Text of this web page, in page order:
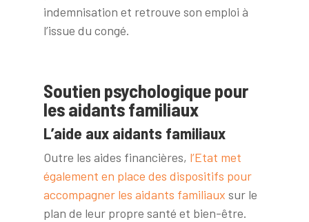
indemnisation et retrouve son emploi à
l’issue du congé.
Soutien psychologique pour
les aidants familiaux
L’aide aux aidants familiaux
Outre les aides financières, l’Etat met
également en place des dispositifs pour
accompagner les aidants familiaux sur le
plan de leur propre santé et bien-être.